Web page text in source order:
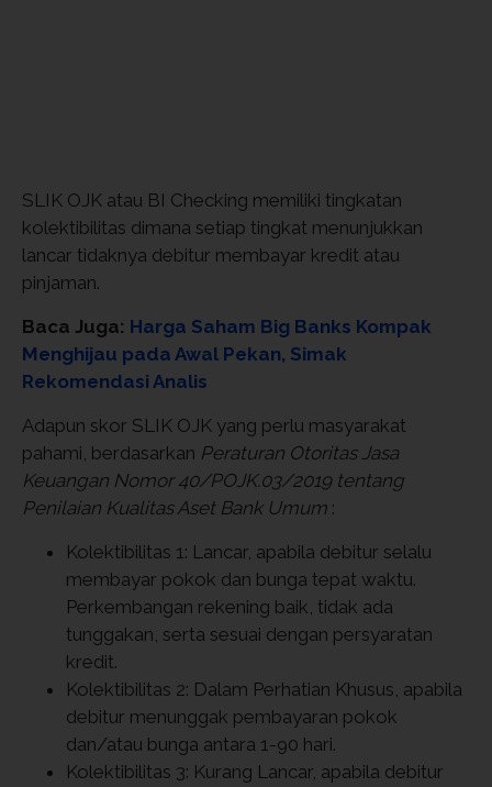
SLIK OJK atau BI Checking memiliki tingkatan
kolektibilitas dimana setiap tingkat menunjukkan
lancar tidaknya debitur membayar kredit atau
pinjaman.
Baca Juga: Harga Saham Big Banks Kompak
Menghijau pada Awal Pekan, Simak
Rekomendasi Analis
Adapun skor SLIK OJK yang perlu masyarakat
pahami, berdasarkan Peraturan Otoritas Jasa
Keuangan Nomor 40/POJK.03/2019 tentang
Penilaian Kualitas Aset Bank Umum :
Kolektibilitas 1: Lancar, apabila debitur selalu
membayar pokok dan bunga tepat waktu.
Perkembangan rekening baik, tidak ada
tunggakan, serta sesuai dengan persyaratan
kredit.
Kolektibilitas 2: Dalam Perhatian Khusus, apabila
debitur menunggak pembayaran pokok
dan/atau bunga antara 1-90 hari.
Kolektibilitas 3: Kurang Lancar, apabila debitur